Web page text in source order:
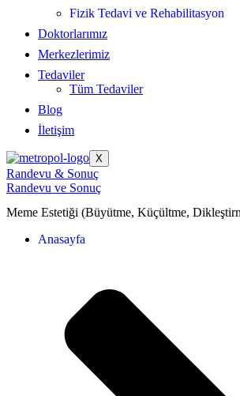
Fizik Tedavi ve Rehabilitasyon
Doktorlarımız
Merkezlerimiz
Tedaviler
Tüm Tedaviler
Blog
İletişim
X
Randevu & Sonuç
Randevu ve Sonuç
Meme Estetiği (Büyütme, Küçültme,
Anasayfa